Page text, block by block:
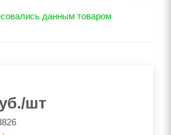
данным товаром
/шт